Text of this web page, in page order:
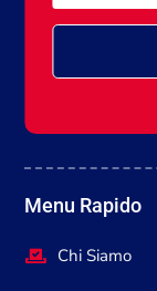
Menu Rapido
Chi Siamo